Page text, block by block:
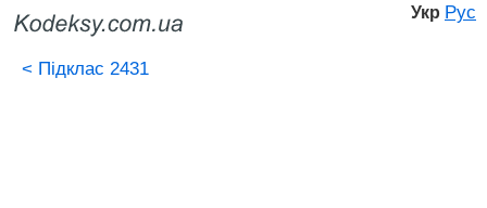
Укр Рус
< Підклас 2431